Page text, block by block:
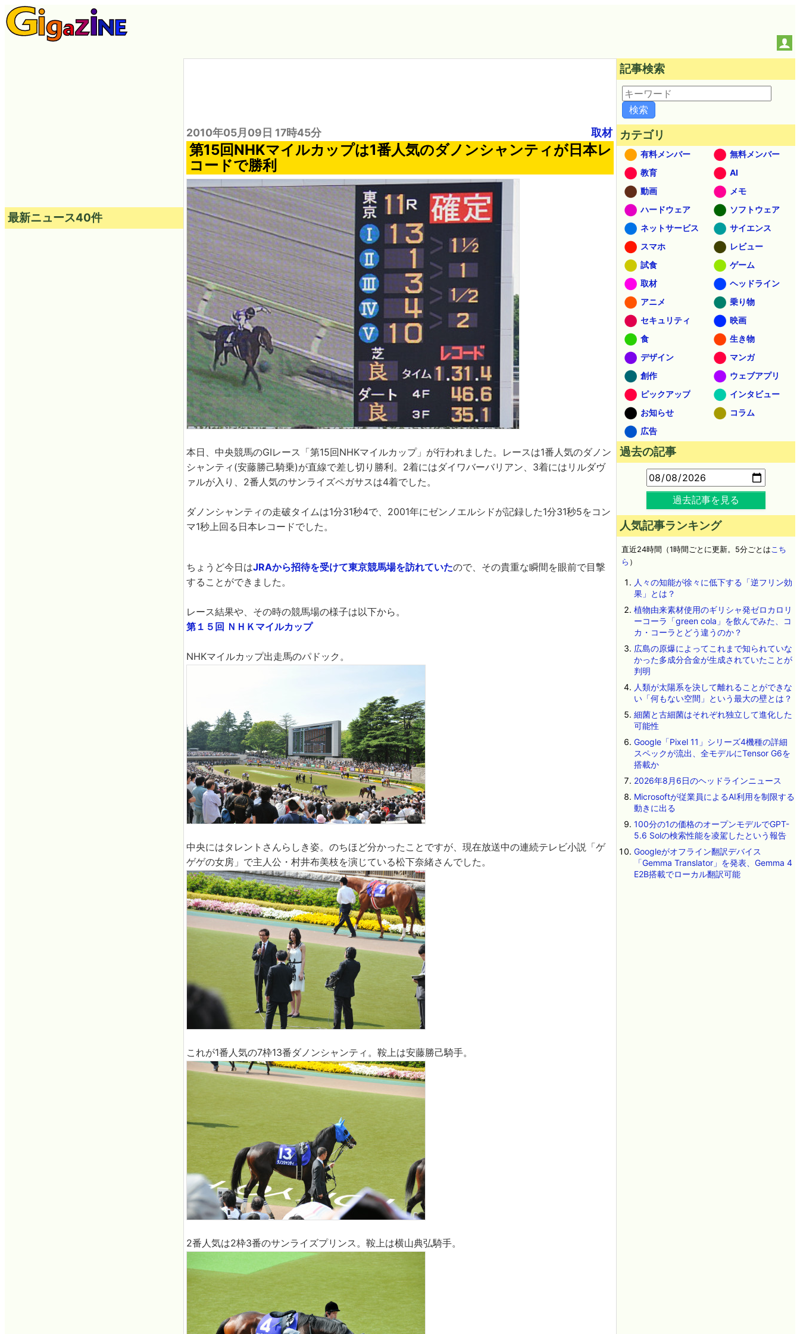
2010年05月09日 17時45分 取材
第15回NHKマイルカップは1番人気のダノンシャンティが日本レ
コードで勝利
本日、中央競馬のGⅠレース「第15回NHKマイルカップ」が行われました。レースは1番人気のダノン
シャンティ(安藤勝己騎乗)が直線で差し切り勝利。2着にはダイワバーバリアン、3着にはリルダヴ
ァルが入り、2番人気のサンライズペガサスは4着でした。
ダノンシャンティの走破タイムは1分31秒4で、2001年にゼンノエルシドが記録した1分31秒5をコン
マ1秒上回る日本レコードでした。
ちょうど今日はJRAから招待を受けて東京競馬場を訪れていたので、その貴重な瞬間を眼前で目撃
することができました。
レース結果や、その時の競馬場の様子は以下から。
第１５回 ＮＨＫマイルカップ
NHKマイルカップ出走馬のパドック。
中央にはタレントさんらしき姿。のちほど分かったことですが、現在放送中の連続テレビ小説「ゲ
ゲゲの女房」で主人公・村井布美枝を演じている松下奈緒さんでした。
これが1番人気の7枠13番ダノンシャンティ。鞍上は安藤勝己騎手。
2番人気は2枠3番のサンライズプリンス。鞍上は横山典弘騎手。
最新ニュース40件
記事検索
カテゴリ
有料メンバー
無料メンバー
教育
AI
動画
メモ
ハードウェア
ソフトウェア
ネットサービス
サイエンス
スマホ
レビュー
試食
ゲーム
取材
ヘッドライン
アニメ
乗り物
セキュリティ
映画
食
生き物
デザイン
マンガ
創作
ウェブアプリ
ピックアップ
インタビュー
お知らせ
コラム
広告
過去の記事
過去記事を見る
人気記事ランキング
直近24時間（1時間ごとに更新。5分ごとはこち
ら ）
人々の知能が徐々に低下する「逆フリン効
果」とは？
植物由来素材使用のギリシャ発ゼロカロリ
ーコーラ「green cola」を飲んでみた、コ
カ・コーラとどう違うのか？
広島の原爆によってこれまで知られていな
かった多成分合金が生成されていたことが
判明
人類が太陽系を決して離れることができな
い「何もない空間」という最大の壁とは？
細菌と古細菌はそれぞれ独立して進化した
可能性
Google「Pixel 11」シリーズ4機種の詳細
スペックが流出、全モデルにTensor G6を
搭載か
2026年8月6日のヘッドラインニュース
Microsoftが従業員によるAI利用を制限する
動きに出る
100分の1の価格のオープンモデルでGPT-
5.6 Solの検索性能を凌駕したという報告
Googleがオフライン翻訳デバイス
「Gemma Translator」を発表、Gemma 4
E2B搭載でローカル翻訳可能